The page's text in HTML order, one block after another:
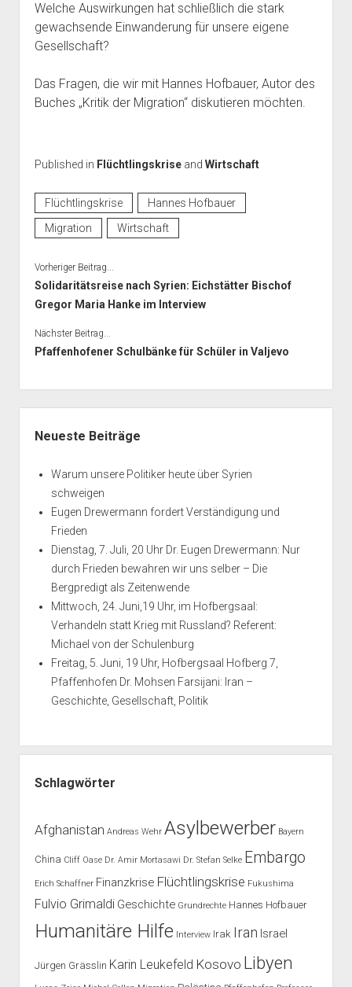
Welche Auswirkungen hat schließlich die stark
gewachsende Einwanderung für unsere eigene
Gesellschaft?
Das Fragen, die wir mit Hannes Hofbauer, Autor des
Buches „Kritik der Migration“ diskutieren möchten.
Published in Flüchtlingskriseand Wirtschaft
Flüchtlingskrise
Hannes Hofbauer
Migration
Wirtschaft
Vorheriger Beitrag...
Solidaritätsreise nach Syrien: Eichstätter Bischof
Gregor Maria Hanke im Interview
Nächster Beitrag...
Pfaffenhofener Schulbänke für Schüler in Valjevo
Neueste Beiträge
Warum unsere Politiker heute über Syrien
schweigen
Eugen Drewermann fordert Verständigung und
Frieden
Dienstag, 7. Juli, 20 Uhr Dr. Eugen Drewermann: Nur
durch Frieden bewahren wir uns selber – Die
Bergpredigt als Zeitenwende
Mittwoch, 24. Juni,19 Uhr, im Hofbergsaal:
Verhandeln statt Krieg mit Russland? Referent:
Michael von der Schulenburg
Freitag, 5. Juni, 19 Uhr, Hofbergsaal Hofberg 7,
Pfaffenhofen Dr. Mohsen Farsijani: Iran –
Geschichte, Gesellschaft, Politik
Schlagwörter
Afghanistan Andreas Wehr Asylbewerber Bayern
China Cliff Oase Dr. Amir Mortasawi Dr. Stefan Selke Embargo
Erich Schaffner Finanzkrise Flüchtlingskrise Fukushima
Fulvio Grimaldi Geschichte Grundrechte Hannes Hofbauer
Humanitäre Hilfe Interview Irak Iran Israel
Jürgen Grässlin Karin Leukefeld Kosovo Libyen